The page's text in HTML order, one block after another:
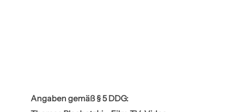
Angaben gemäß § 5 DDG: